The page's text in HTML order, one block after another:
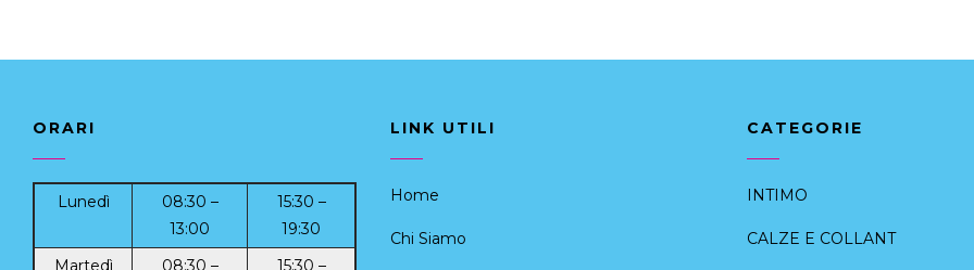
ORARI
Lunedì
08:30 –
13:00
15:30 –
19:30
Martedì
08:30 – 15:30 –
LINK UTILI
Home
Chi Siamo
CATEGORIE
INTIMO
CALZE E COLLANT